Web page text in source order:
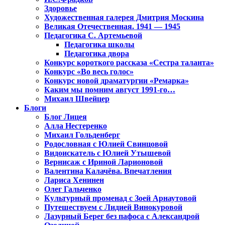
Здоровье
Художественная галерея Дмитрия Москина
Великая Отечественная. 1941 — 1945
Педагогика С. Артемьевой
Педагогика школы
Педагогика двора
Конкурс короткого рассказа «Сестра таланта»
Конкурс «Во весь голос»
Конкурс новой драматургии «Ремарка»
Каким мы помним август 1991-го…
Михаил Швейцер
Блоги
Блог Лицея
Алла Нестеренко
Михаил Гольденберг
Родословная с Юлией Свинцовой
Видоискатель с Юлией Утышевой
Вернисаж с Ириной Ларионовой
Валентина Калачёва. Впечатления
Лариса Хенинен
Олег Гальченко
Культурный променад с Зоей Арнаутовой
Путешествуем с Лидией Винокуровой
Лазурный Берег без пафоса с Александрой